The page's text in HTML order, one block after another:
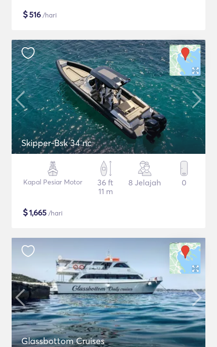
$516 /hari
Skipper-Bsk 34 nc
Kapal Pesiar Motor
36 ft
11 m
8 Jelajah 0
$1,665 /hari
Glassbottom Cruises